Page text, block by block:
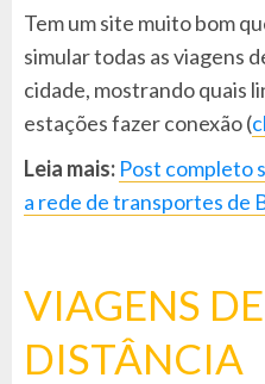
Tem um site muito bom
simular todas as viagens
cidade, mostrando quais
estações fazer conexão (
Leia mais: Post completo
a rede de transportes de
VIAGENS
DISTÂNCIA